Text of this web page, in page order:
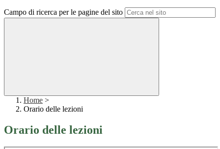
Campo di ricerca per le pagine del sito
Home >
Orario delle lezioni
Orario delle lezioni